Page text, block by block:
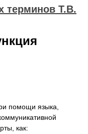
терминов Т.В.
помощи языка,
как: